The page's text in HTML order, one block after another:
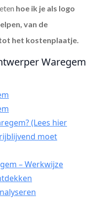
hoe ik je als logo
van de
het kostenplaatje.
Waregem
(Lees hier
moet
– Werkwijze